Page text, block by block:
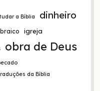
a Bíblia dinheiro
igreja
obra de Deus
da Bíblia